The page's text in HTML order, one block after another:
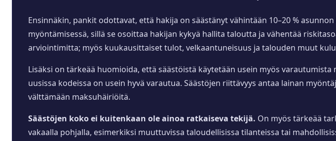
Ensinnäkin, pankit odottavat, että hakija on säästänyt vähintään 10–20 %
myöntämisessä, sillä se osoittaa hakijan kykyä hallita taloutta ja vähentää
arviointimitta; myös kuukausittaiset tulot, velkaantuneisuus ja talouden muut
Lisäksi on tärkeää huomioida, että säästöistä käytetään usein myös
uusissa kodeissa on usein hyvä varautua. Säästöjen riittävyys antaa lainan
välttämään maksuhäiriöitä.
Säästöjen koko ei kuitenkaan ole ainoa ratkaiseva tekijä. On myös tärkeää
vakaalla pohjalla, esimerkiksi muuttuvissa taloudellisissa tilanteissa tai